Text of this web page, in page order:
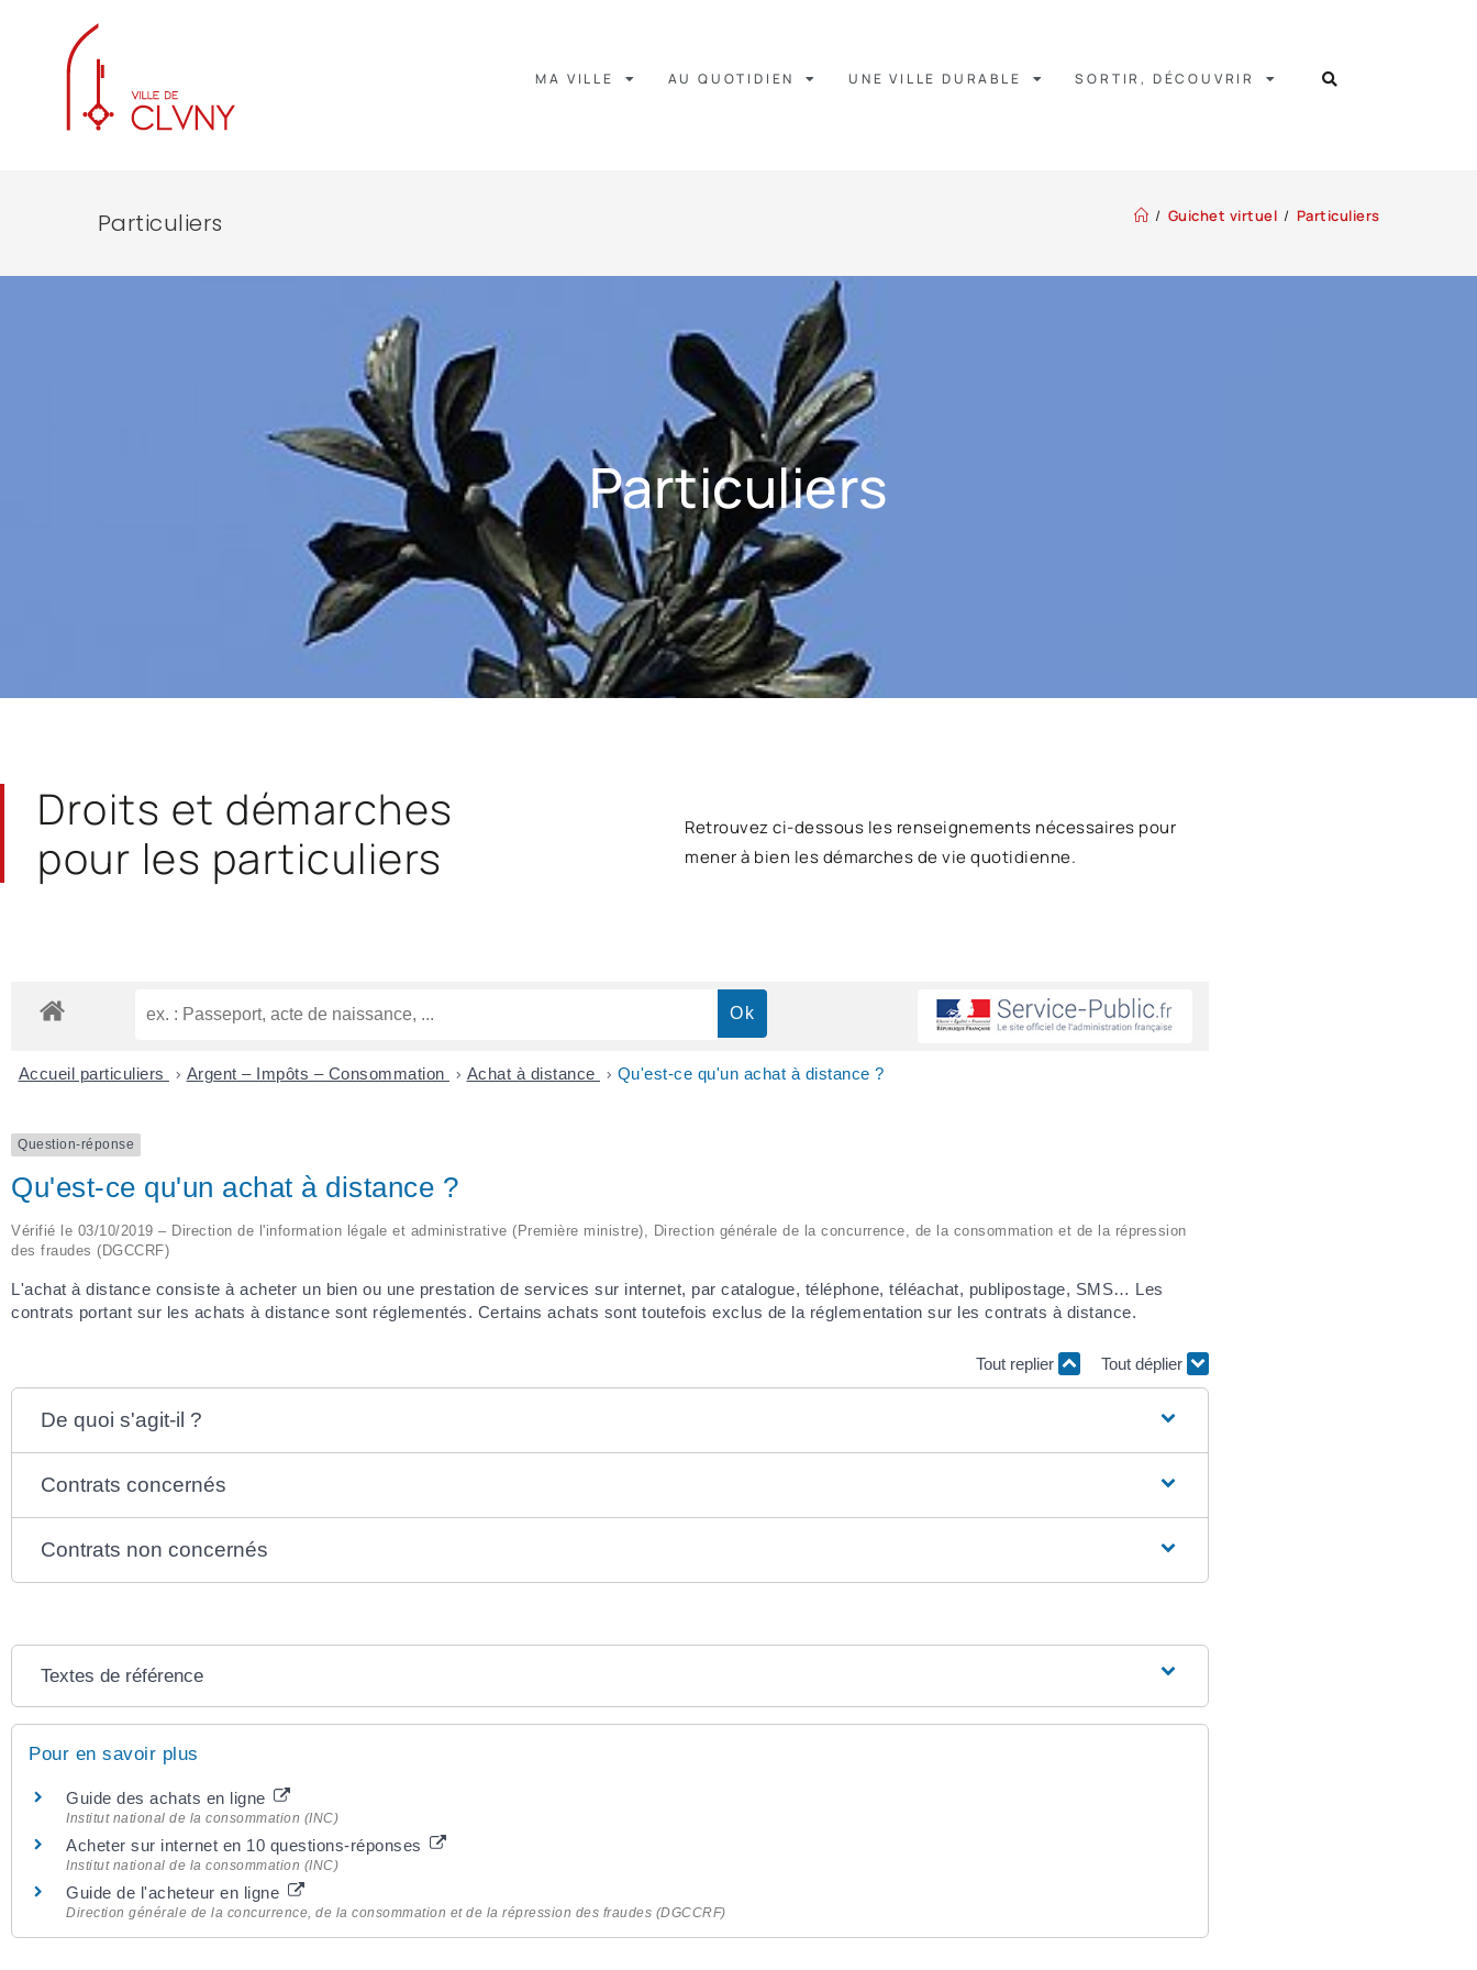
MA VILLE AU QUOTIDIEN UNE VILLE DURABLE SORTIR, DÉCOUVRIR
Particuliers / Guichet virtuel / Particuliers
Particuliers
Droits et démarches
pour les particuliers
Retrouvez ci-dessous les renseignements nécessaires pour
mener à bien les démarches de vie quotidienne.
Accueil particuliers > Argent – Impôts – Consommation > Achat à distance > Qu'est-ce qu'un achat à distance ?
Question-réponse
Qu'est-ce qu'un achat à distance ?
Vérifié le 03/10/2019 – Direction de l'information légale et administrative (Première ministre), Direction générale de la concurrence, de la consommation et de la répression
des fraudes (DGCCRF)
L'achat à distance consiste à acheter un bien ou une prestation de services sur internet, par catalogue, téléphone, téléachat, publipostage, SMS… Les
contrats portant sur les achats à distance sont réglementés. Certains achats sont toutefois exclus de la réglementation sur les contrats à distance.
Tout replier Tout déplier
De quoi s'agit-il ?
Contrats concernés
Contrats non concernés
Textes de référence
Pour en savoir plus
Guide des achats en ligne
Institut national de la consommation (INC)
Acheter sur internet en 10 questions-réponses
Institut national de la consommation (INC)
Guide de l'acheteur en ligne
Direction générale de la concurrence, de la consommation et de la répression des fraudes (DGCCRF)